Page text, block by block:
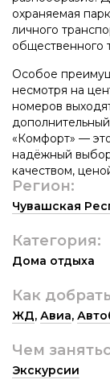
охраняемая
личного
общественного
Особое
несмотря на
номеров
«Комфорт» —
надёжный
качеством,
Регион:
Чувашская
Категория:
Дома отдыха
Как
ЖД, Авиа,
Чем
Экскурсии